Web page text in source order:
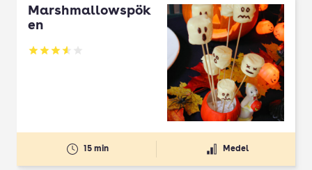
Marshmallowspök
en
Betyg: 3.59 av 5
15 min Medel